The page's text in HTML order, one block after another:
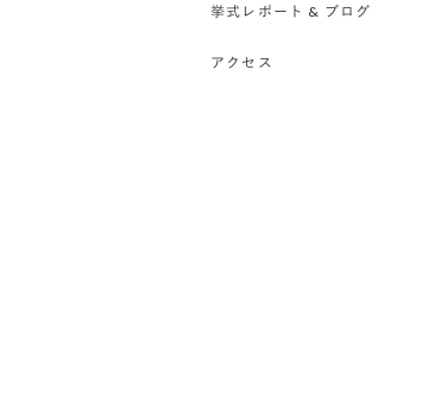
挙式レポート & ブログ
アクセス